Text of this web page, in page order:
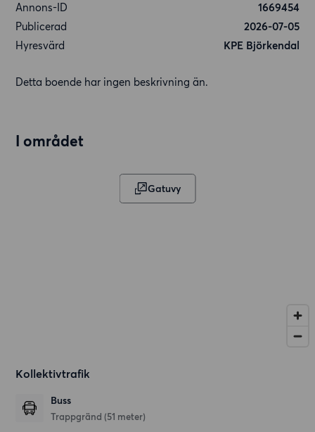
Annons-ID
1669454
Publicerad
2026-07-05
Hyresvärd
KPE Björkendal
Detta boende har ingen beskrivning än.
I området
Gatuvy
Kollektivtrafik
Buss
Trappgränd (51 meter)